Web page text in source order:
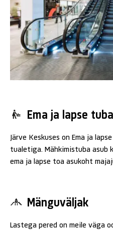
Ema ja lapse tuba
Järve Keskuses on Ema ja
tualetiga. Mähkimistuba asub
ema ja lapse toa asukoht
Mänguväljak
Lastega pered on meile väga